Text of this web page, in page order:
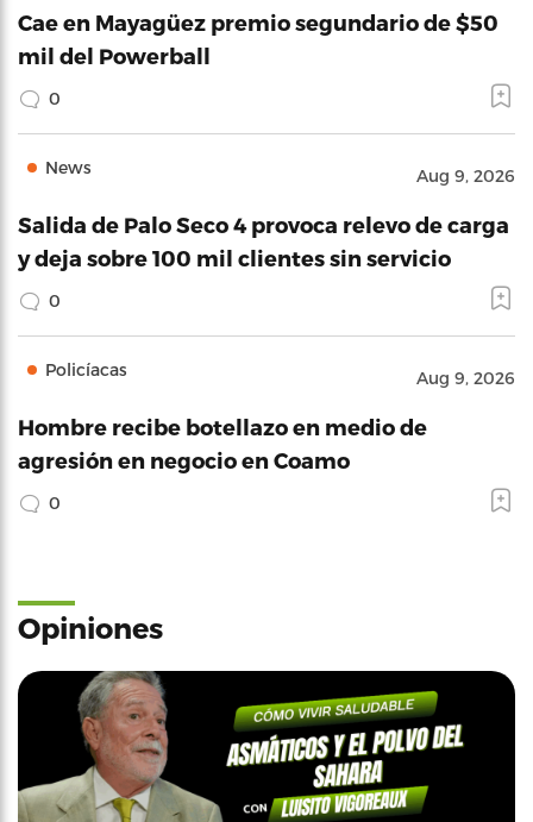
Cae en Mayagüez premio segundario de $50
mil del Powerball
0
News Aug 9, 2026
Salida de Palo Seco 4 provoca relevo de carga
y deja sobre 100 mil clientes sin servicio
0
Policíacas Aug 9, 2026
Hombre recibe botellazo en medio de
agresión en negocio en Coamo
0
Opiniones